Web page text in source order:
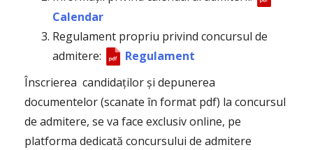
Calendar
Regulament propriu privind concursul de
admitere:
Regulament
Înscrierea candidaților și depunerea
documentelor (scanate în format pdf) la concursul
de admitere, se va face exclusiv online, pe
platforma dedicată concursului de admitere